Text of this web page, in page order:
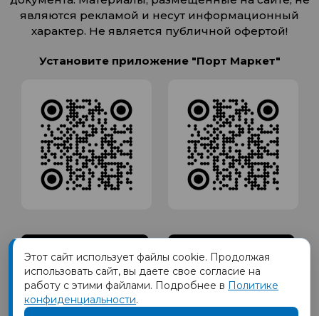
являются рекламой и несут информационный
характер. Не является публичной офертой!
Установите приложение "Порт Маркет"
Товарный знак ПОРТ принадлежит Обществу с Ограниченной
ответственностью СИГМАТОРГ, ОГРН 1191690035570, ИНН 1655417189
Этот сайт использует файлы cookie. Продолжая
использовать сайт, вы даете свое согласие на
работу с этими файлами. Подробнее в Политике
конфиденциальности.